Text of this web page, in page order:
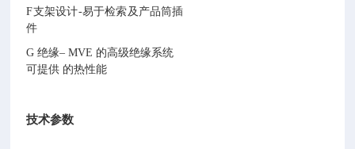
F支架设计-易于检索及产品筒插
件
G 绝缘– MVE 的高级绝缘系统
可提供 的热性能
技术参数